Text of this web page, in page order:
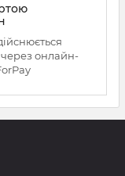
онлайн-